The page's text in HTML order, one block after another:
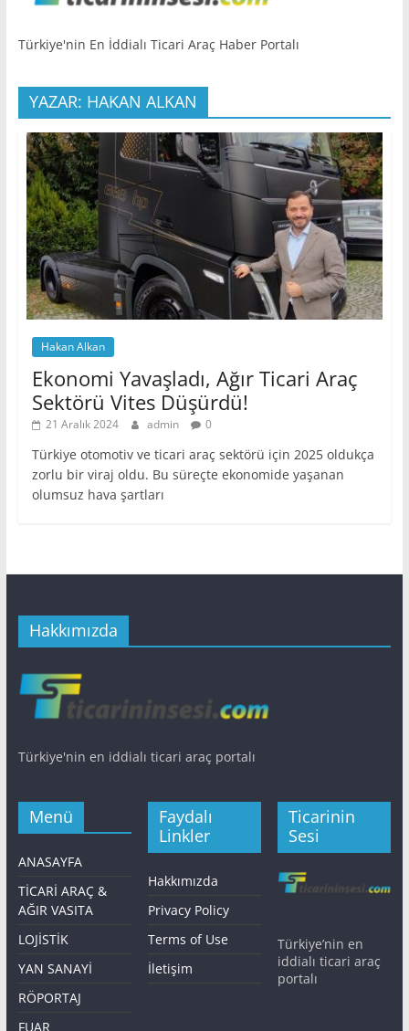
Türkiye'nin En İddialı Ticari Araç Haber Portalı
YAZAR: HAKAN ALKAN
Hakan Alkan
Ekonomi Yavaşladı, Ağır Ticari Araç
Sektörü Vites Düşürdü!
21 Aralık 2024 admin 0
Türkiye otomotiv ve ticari araç sektörü için 2025 oldukça
zorlu bir viraj oldu. Bu süreçte ekonomide yaşanan
olumsuz hava şartları
Hakkımızda
Türkiye'nin en iddialı ticari araç portalı
Menü
ANASAYFA
TİCARİ ARAÇ &
AĞIR VASITA
LOJİSTİK
YAN SANAYİ
RÖPORTAJ
FUAR
Faydalı
Linkler
Hakkımızda
Privacy Policy
Terms of Use
İletişim
Ticarinin
Sesi
Türkiye’nin en
iddialı ticari araç
portalı